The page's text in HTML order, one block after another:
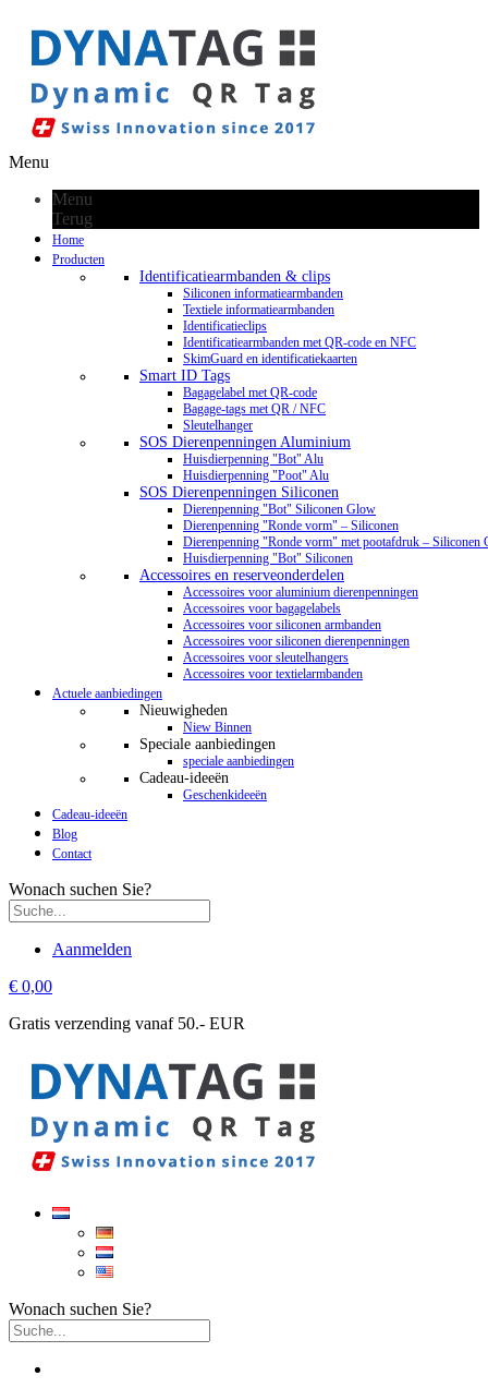
Menu
Menu
Terug
Home
Producten
Identificatiearmbanden & clips
Siliconen informatiearmbanden
Textiele informatiearmbanden
Identificatieclips
Identificatiearmbanden met QR-code en NFC
SkimGuard en identificatiekaarten
Smart ID Tags
Bagagelabel met QR-code
Bagage-tags met QR / NFC
Sleutelhanger
SOS Dierenpenningen Aluminium
Huisdierpenning "Bot" Alu
Huisdierpenning "Poot" Alu
SOS Dierenpenningen Siliconen
Dierenpenning "Bot" Siliconen Glow
Dierenpenning "Ronde vorm" – Siliconen
Dierenpenning "Ronde vorm" met pootafdruk – Siliconen
Huisdierpenning "Bot" Siliconen
Accessoires en reserveonderdelen
Accessoires voor aluminium dierenpenningen
Accessoires voor bagagelabels
Accessoires voor siliconen armbanden
Accessoires voor siliconen dierenpenningen
Accessoires voor sleutelhangers
Accessoires voor textielarmbanden
Actuele aanbiedingen
Nieuwigheden
Niew Binnen
Speciale aanbiedingen
speciale aanbiedingen
Cadeau-ideeën
Geschenkideeën
Cadeau-ideeën
Blog
Contact
Wonach suchen Sie?
Aanmelden
€ 0,00
Gratis verzending vanaf 50.- EUR
Wonach suchen Sie?